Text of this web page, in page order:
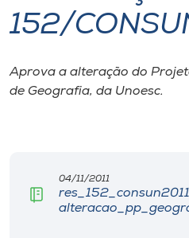
I.nova
Diplomados
152/
Aprova a alteração do
de Geografia, da Unoesc.
04/11/2011